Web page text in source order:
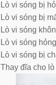
Lò vi sóng bị
Lò vi sóng bị
Lò vi sóng
Lò vi sóng
Lò vi sóng bị
Thay đĩa cho